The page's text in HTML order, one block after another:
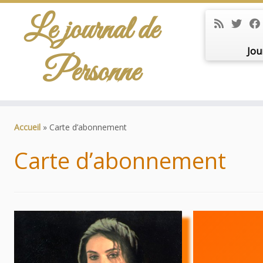
Le journal de
Personne
Accueil » Carte d’abonnement
Carte d’abonnement